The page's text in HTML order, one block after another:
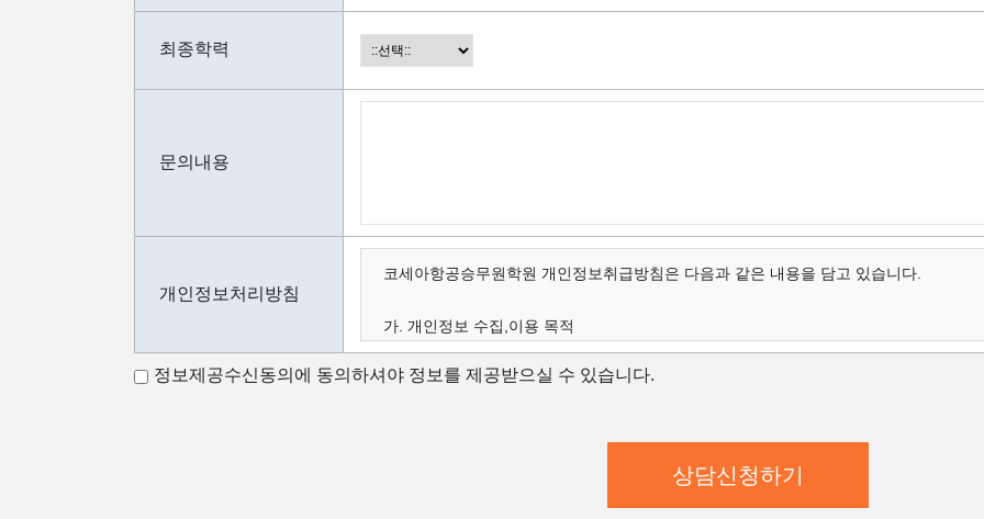
최종학력
문의내용
개인정보처리방침
코세아항공승무원학원 개인정보취급방침은 다음과 같은 내용을 담고 있습니다.
가. 개인정보 수집,이용 목적
나. 수집하는 개인정보의 항목
다. 개인정보의 보유 및 이용 기간
- 홈페이지 내 상담신청(입학문의, 상담신청)
- 과정문의에 대한 학과담당자들의 전화 및 이메일 상담
정보제공수신동의에 동의하셔야 정보를 제공받으실 수 있습니다.